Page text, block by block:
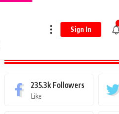
Sign In
235.3k Followers
Like